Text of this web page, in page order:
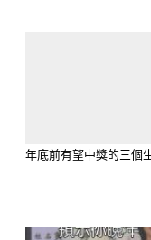
年底前有望中獎的三個